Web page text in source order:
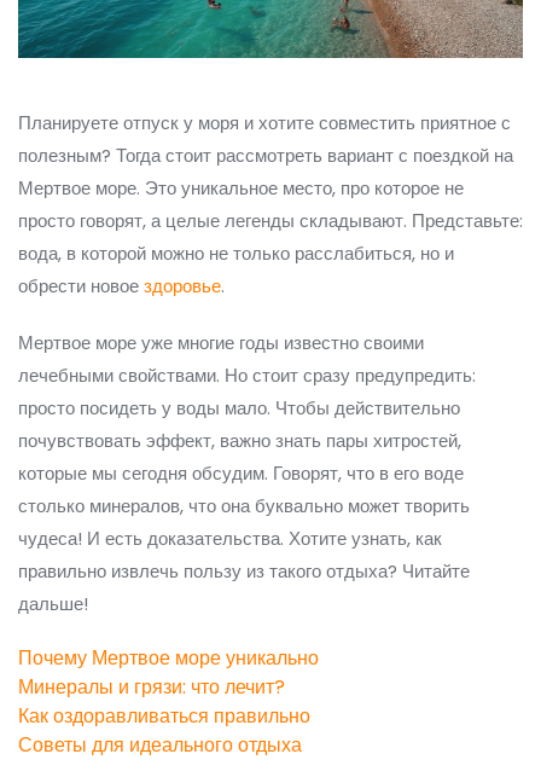
Планируете отпуск у моря и хотите совместить приятное с
полезным? Тогда стоит рассмотреть вариант с поездкой на
Мертвое море. Это уникальное место, про которое не
просто говорят, а целые легенды складывают. Представьте:
вода, в которой можно не только расслабиться, но и
обрести новоездоровье.
Мертвое море уже многие годы известно своими
лечебными свойствами. Но стоит сразу предупредить:
просто посидеть у воды мало. Чтобы действительно
почувствовать эффект, важно знать пары хитростей,
которые мы сегодня обсудим. Говорят, что в его воде
столько минералов, что она буквально может творить
чудеса! И есть доказательства. Хотите узнать, как
правильно извлечь пользу из такого отдыха? Читайте
дальше!
Почему Мертвое море уникально
Минералы и грязи: что лечит?
Как оздоравливаться правильно
Советы для идеального отдыха